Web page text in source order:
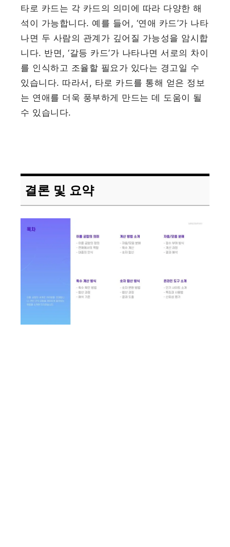
타로 카드는 각 카드의 의미에 따라 다양한 해
석이 가능합니다. 예를 들어, ‘연애 카드’가 나타
나면 두 사람의 관계가 깊어질 가능성을 암시합
니다. 반면, ‘갈등 카드’가 나타나면 서로의 차이
를 인식하고 조율할 필요가 있다는 경고일 수
있습니다. 따라서, 타로 카드를 통해 얻은 정보
는 연애를 더욱 풍부하게 만드는 데 도움이 될
수 있습니다.
결론 및 요약